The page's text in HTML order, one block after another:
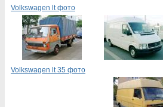
Volkswagen lt фото
Volkswagen lt 35 фото